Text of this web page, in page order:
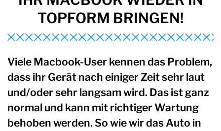
TOPFORM BRINGEN!
Viele Macbook-User kennen das Problem,
dass ihr Gerät nach einiger Zeit sehr laut
und/oder sehr langsam wird. Das ist ganz
normal und kann mit richtiger Wartung
behoben werden. So wie wir das Auto in